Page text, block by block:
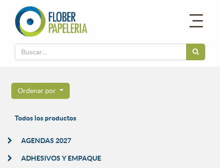
Ordenar por
Todos los productos
AGENDAS 2027
ADHESIVOS Y EMPAQUE